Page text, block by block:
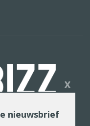
en beeld
X
nieuwsbrief